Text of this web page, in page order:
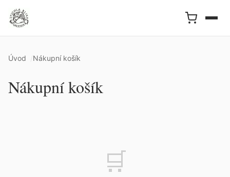
Úvod Nákupní košík
Nákupní košík
🛒